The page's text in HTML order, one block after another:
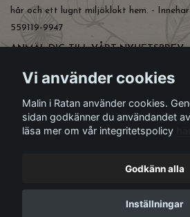
hår och ett lugnt miljöklokt hem. -
559119-9947
ANMÄL DIG TILL VÅRT NYHETSBREV
© Copyright Malin i
Vi använder cookies
Malin i Ratan använder cookies.
sidan godkänner du användandet
läsa mer om vår integritetspolicy
Godkänn alla
Inställningar